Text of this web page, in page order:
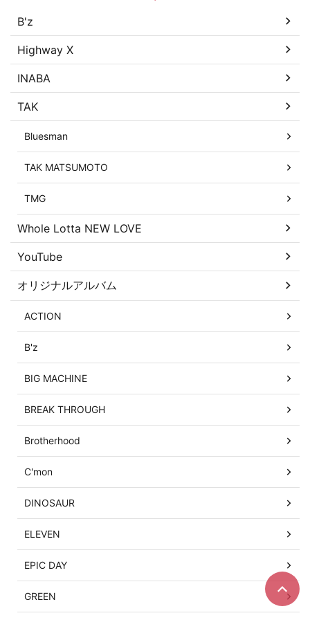
B'z
Highway X
INABA
TAK
Bluesman
TAK MATSUMOTO
TMG
Whole Lotta NEW LOVE
YouTube
オリジナルアルバム
ACTION
B'z
BIG MACHINE
BREAK THROUGH
Brotherhood
C'mon
DINOSAUR
ELEVEN
EPIC DAY
GREEN